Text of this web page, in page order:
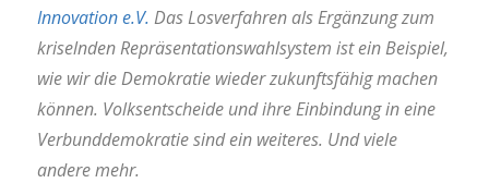
Innovation e.V. Das Losverfahren als Ergänzung zum
kriselnden Repräsentationswahlsystem ist ein Beispiel,
wie wir die Demokratie wieder zukunftsfähig machen
können. Volksentscheide und ihre Einbindung in eine
Verbunddemokratie sind ein weiteres. Und viele
andere mehr.